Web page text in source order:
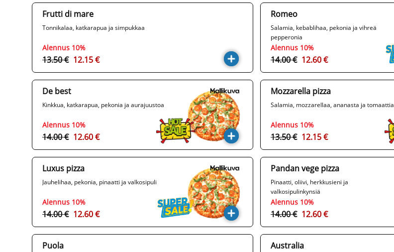
Frutti di mare
Tonnikalaa, katkarapua ja simpukkaa
Alennus 10%
13.50 € 12.15 €
Romeo
Salamia, kebablihaa, pekonia ja vihreä
pepperonia
Alennus 10%
14.00 € 12.60 €
De best
Kinkkua, katkarapua, pekonia ja aurajuustoa
Alennus 10%
14.00 € 12.60 €
Mozzarella pizza
Salamia, mozzarellaa, ananasta ja tomaattia
Alennus 10%
13.50 € 12.15 €
Luxus pizza
Jauhelihaa, pekonia, pinaatti ja valkosipuli
Alennus 10%
14.00 € 12.60 €
Pandan vege pizza
Pinaatti, oliivi, herkkusieni ja
valkosipulinkynsiä
Alennus 10%
14.00 € 12.60 €
Puola Australia